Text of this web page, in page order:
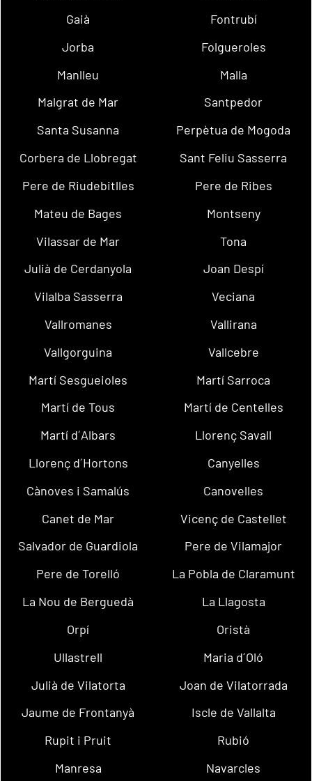
Gaià
Fontrubí
Jorba
Folgueroles
Manlleu
Malla
Malgrat de Mar
Santpedor
Santa Susanna
Perpètua de Mogoda
Corbera de Llobregat
Sant Feliu Sasserra
Pere de Riudebitlles
Pere de Ribes
Mateu de Bages
Montseny
Vilassar de Mar
Tona
Julià de Cerdanyola
Joan Despí
Vilalba Sasserra
Veciana
Vallromanes
Vallirana
Vallgorguina
Vallcebre
Martí Sesgueioles
Martí Sarroca
Martí de Tous
Martí de Centelles
Martí d´Albars
Llorenç Savall
Llorenç d´Hortons
Canyelles
Cànoves i Samalús
Canovelles
Canet de Mar
Vicenç de Castellet
Salvador de Guardiola
Pere de Vilamajor
Pere de Torelló
La Pobla de Claramunt
La Nou de Berguedà
La Llagosta
Orpí
Oristà
Ullastrell
Maria d´Oló
Julià de Vilatorta
Joan de Vilatorrada
Jaume de Frontanyà
Iscle de Vallalta
Rupit i Pruit
Rubió
Manresa
Navarcles